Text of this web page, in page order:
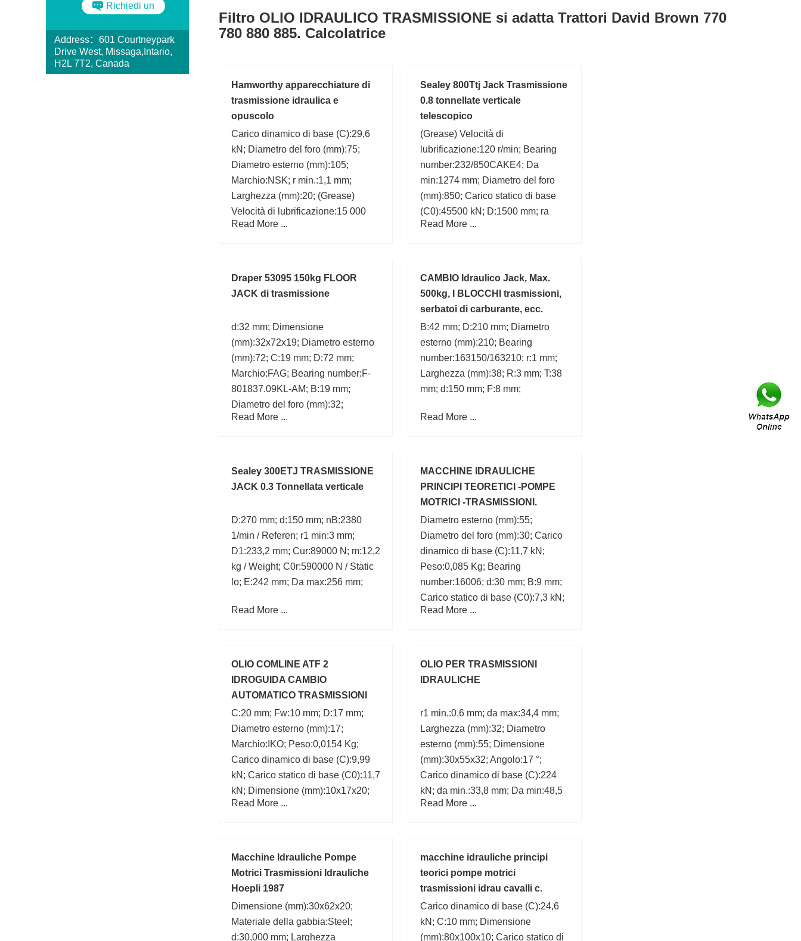
Richiedi un
Address：601 Courtneypark
Drive West, Missaga,Intario,
H2L 7T2, Canada
Filtro OLIO IDRAULICO TRASMISSIONE si adatta Trattori David Brown 770
780 880 885. Calcolatrice
Hamworthy apparecchiature di
trasmissione idraulica e
opuscolo
Carico dinamico di base (C):29,6
kN; Diametro del foro (mm):75;
Diametro esterno (mm):105;
Marchio:NSK; r min.:1,1 mm;
Larghezza (mm):20; (Grease)
Velocità di lubrificazione:15 000
r/min; D:115 mm; Carico statico di
Read More ...
Sealey 800Ttj Jack Trasmissione
0.8 tonnellate verticale
telescopico
(Grease) Velocità di
lubrificazione:120 r/min; Bearing
number:232/850CAKE4; Da
min:1274 mm; Diametro del foro
(mm):850; Carico statico di base
(C0):45500 kN; D:1500 mm; ra
max.:12 mm; Da max.:1436 mm;
Read More ...
Draper 53095 150kg FLOOR
JACK di trasmissione
d:32 mm; Dimensione
(mm):32x72x19; Diametro esterno
(mm):72; C:19 mm; D:72 mm;
Marchio:FAG; Bearing number:F-
801837.09KL-AM; B:19 mm;
Diametro del foro (mm):32;
Larghezza (mm):19;
Read More ...
CAMBIO Idraulico Jack, Max.
500kg, I BLOCCHI trasmissioni,
serbatoi di carburante, ecc.
B:42 mm; D:210 mm; Diametro
esterno (mm):210; Bearing
number:163150/163210; r:1 mm;
Larghezza (mm):38; R:3 mm; T:38
mm; d:150 mm; F:8 mm;
Read More ...
Sealey 300ETJ TRASMISSIONE
JACK 0.3 Tonnellata verticale
D:270 mm; d:150 mm; nB:2380
1/min / Referen; r1 min:3 mm;
D1:233,2 mm; Cur:89000 N; m:12,2
kg / Weight; C0r:590000 N / Static
lo; E:242 mm; Da max:256 mm;
Read More ...
MACCHINE IDRAULICHE
PRINCIPI TEORETICI -POMPE
MOTRICI -TRASMISSIONI.
HOEPLI 1962
Diametro esterno (mm):55;
Diametro del foro (mm):30; Carico
dinamico di base (C):11,7 kN;
Peso:0,085 Kg; Bearing
number:16006; d:30 mm; B:9 mm;
Carico statico di base (C0):7,3 kN;
(Grease) Velocità di
Read More ...
OLIO COMLINE ATF 2
IDROGUIDA CAMBIO
AUTOMATICO TRASMISSIONI
IDRAULICHE DEXTRON 2
C:20 mm; Fw:10 mm; D:17 mm;
Diametro esterno (mm):17;
Marchio:IKO; Peso:0,0154 Kg;
Carico dinamico di base (C):9,99
kN; Carico statico di base (C0):11,7
kN; Dimensione (mm):10x17x20;
Larghezza (mm):20;
Read More ...
OLIO PER TRASMISSIONI
IDRAULICHE
r1 min.:0,6 mm; da max:34,4 mm;
Larghezza (mm):32; Diametro
esterno (mm):55; Dimensione
(mm):30x55x32; Angolo:17 °;
Carico dinamico di base (C):224
kN; da min.:33,8 mm; Da min:48,5
mm; Marchio:SKF;
Read More ...
Macchine Idrauliche Pompe
Motrici Trasmissioni Idrauliche
Hoepli 1987
Dimensione (mm):30x62x20;
Materiale della gabbia:Steel;
d:30,000 mm; Larghezza
macchine idrauliche principi
teorici pompe motrici
trasmissioni idrau cavalli c.
Carico dinamico di base (C):24,6
kN; C:10 mm; Dimensione
(mm):80x100x10; Carico statico di